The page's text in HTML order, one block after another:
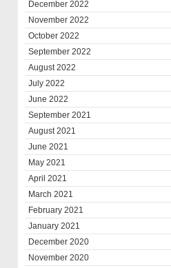
December 2022
November 2022
October 2022
September 2022
August 2022
July 2022
June 2022
September 2021
August 2021
June 2021
May 2021
April 2021
March 2021
February 2021
January 2021
December 2020
November 2020